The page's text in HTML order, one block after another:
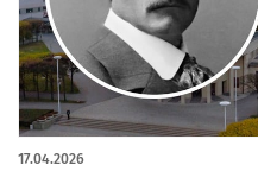
17.04.2026
artykuł z galerią zdjęć